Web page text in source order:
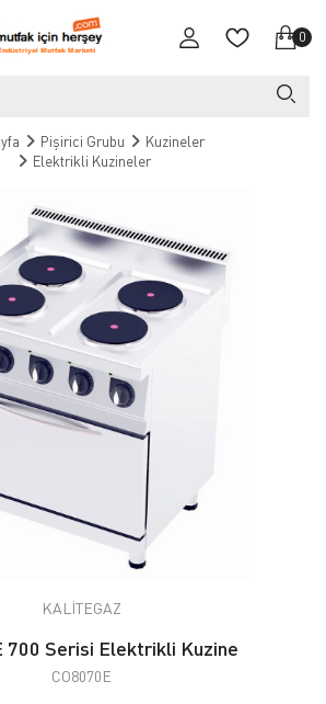
0
Pişirici Grubu
Kuzineler
Elektrikli Kuzineler
KALİTEGAZ
700 Serisi Elektrikli Kuzine
CO8070E